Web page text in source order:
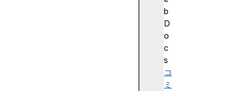
b
D
o
c
s
コ
ミ